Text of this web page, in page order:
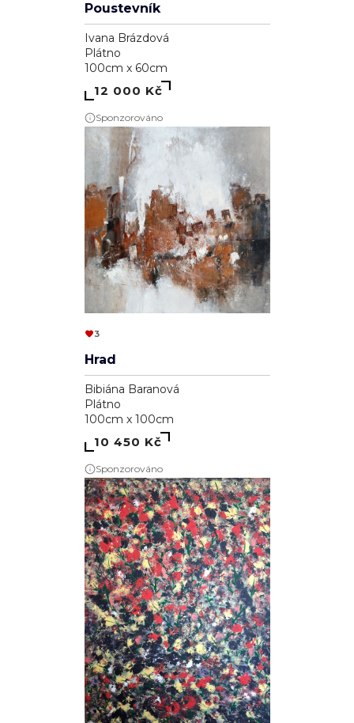
Poustevník
Ivana Brázdová
Plátno
100cm x 60cm
12 000 Kč
Sponzorováno
3
Hrad
Bibiána Baranová
Plátno
100cm x 100cm
10 450 Kč
Sponzorováno